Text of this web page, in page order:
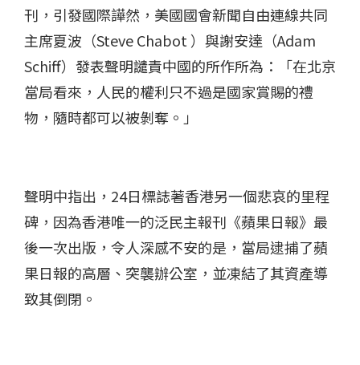
刊，引發國際譁然，美國國會新聞自由連線共同
主席夏波（Steve Chabot ）與謝安達（Adam
Schiff）發表聲明譴責中國的所作所為：「在北京
當局看來，人民的權利只不過是國家賞賜的禮
物，隨時都可以被剝奪。」
聲明中指出，24日標誌著香港另一個悲哀的里程
碑，因為香港唯一的泛民主報刊《蘋果日報》最
後一次出版，令人深感不安的是，當局逮捕了蘋
果日報的高層、突襲辦公室，並凍結了其資產導
致其倒閉。